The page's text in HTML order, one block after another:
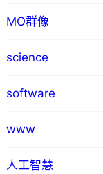
MO群像
science
software
www
人工智慧